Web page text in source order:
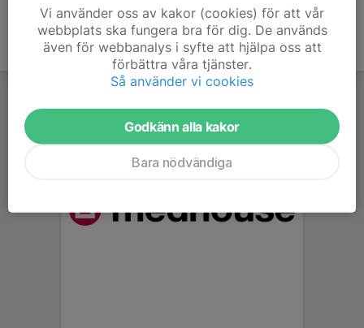
Vi använder oss av kakor (cookies) för att vår
webbplats ska fungera bra för dig. De används
även för webbanalys i syfte att hjälpa oss att
förbättra våra tjänster.
Så använder vi cookies
Godkänn alla kakor
Bara nödvändiga